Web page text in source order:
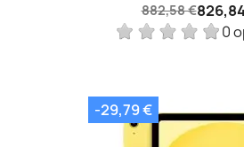
882,58 €
0
-29,79 €